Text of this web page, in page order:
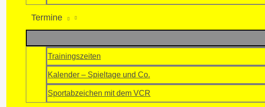
Termine
Trainingszeiten
Kalender – Spieltage und Co.
Sportabzeichen mit dem VCR